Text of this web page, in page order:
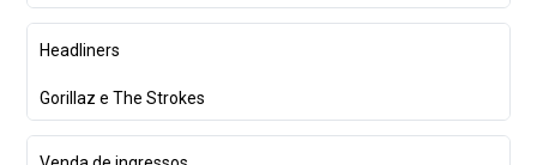
Headliners
Gorillaz e The Strokes